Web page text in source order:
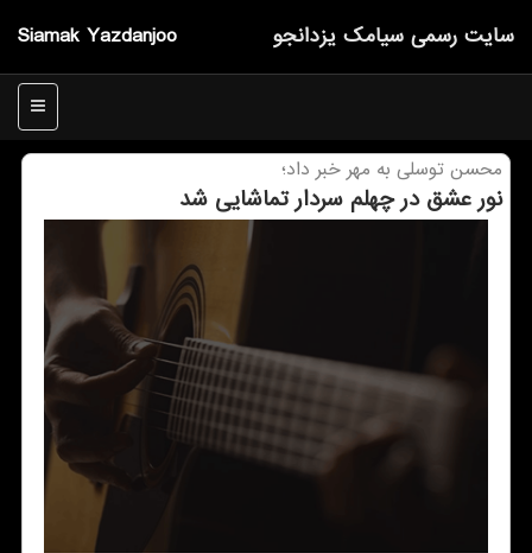
Siamak Yazdanjoo سایت رسمی سیامك یزدانجو
منو
محسن توسلی به مهر خبر داد؛
نور عشق در چهلم سردار تماشایی شد